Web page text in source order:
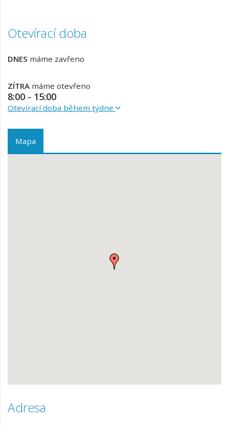
Otevírací doba
DNES máme zavřeno
ZÍTRA máme otevřeno
8:00 - 15:00
Otevírací doba během týdne
Mapa
Adresa